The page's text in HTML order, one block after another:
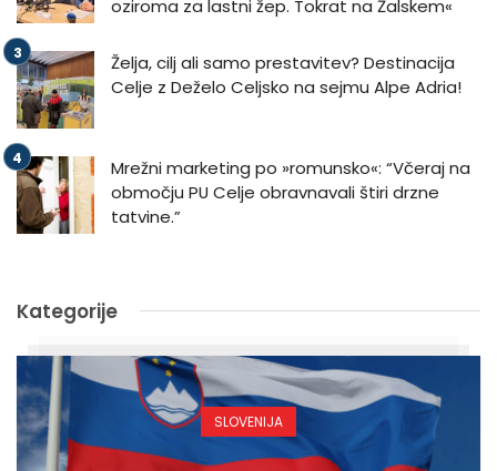
oziroma za lastni žep. Tokrat na Žalskem«
Želja, cilj ali samo prestavitev? Destinacija
Celje z Deželo Celjsko na sejmu Alpe Adria!
Mrežni marketing po »romunsko«: “Včeraj na
območju PU Celje obravnavali štiri drzne
tatvine.”
Kategorije
SLOVENIJA